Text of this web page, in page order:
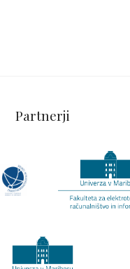
Partnerji